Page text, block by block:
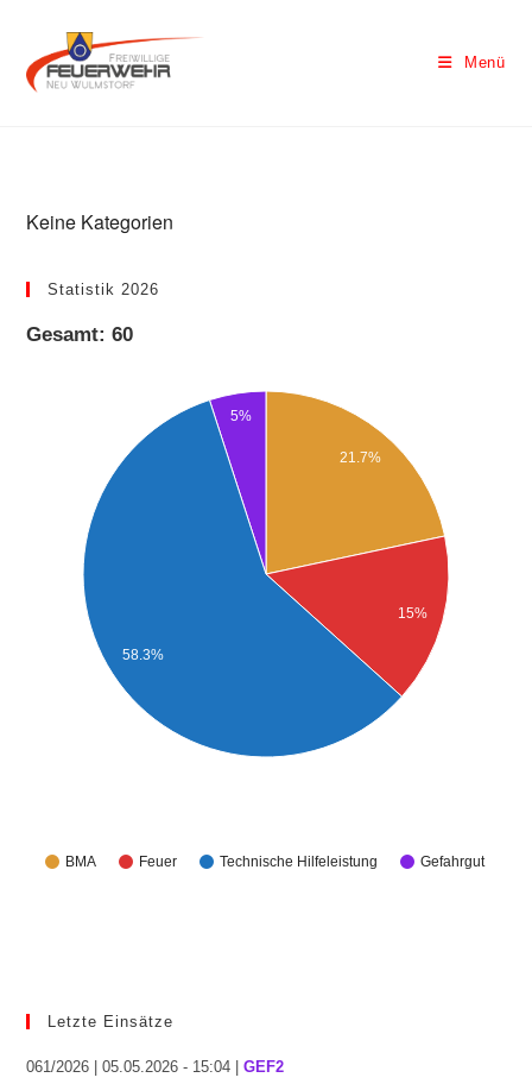
Menü
Keine Kategorien
Statistik 2026
Gesamt: 60
BMA Feuer Technische Hilfeleistung Gefahrgut
21.7%
15%
5%
58.3%
Letzte Einsätze
061/2026 | 05.05.2026 - 15:04 |GEF2